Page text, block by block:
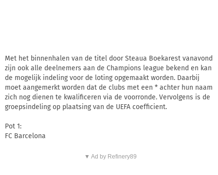
Met het binnenhalen van de titel door Steaua Boekarest vanavond
zijn ook alle deelnemers aan de Champions league bekend en kan
de mogelijk indeling voor de loting opgemaakt worden. Daarbij
moet aangemerkt worden dat de clubs met een * achter hun naam
zich nog dienen te kwalificeren via de voorronde. Vervolgens is de
groepsindeling op plaatsing van de UEFA coefficient.
Pot 1:
FC Barcelona
▼ Ad by Refinery89